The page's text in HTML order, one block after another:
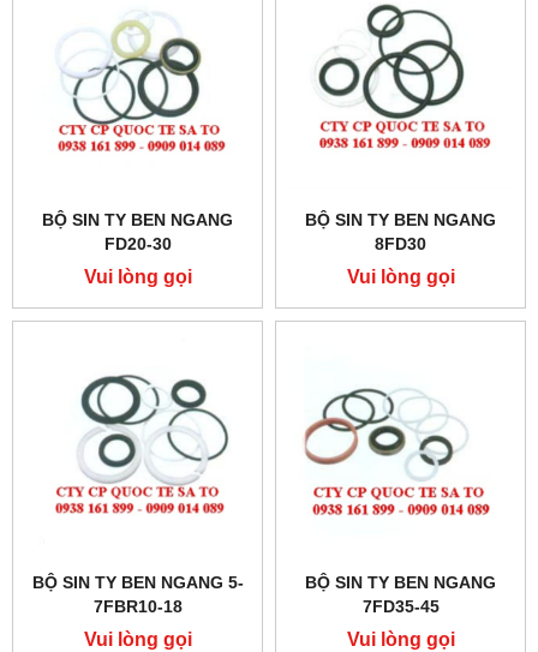
BỘ SIN TY BEN NGANG
FD20-30
Vui lòng gọi
BỘ SIN TY BEN NGANG
8FD30
Vui lòng gọi
BỘ SIN TY BEN NGANG 5-
7FBR10-18
Vui lòng gọi
BỘ SIN TY BEN NGANG
7FD35-45
Vui lòng gọi